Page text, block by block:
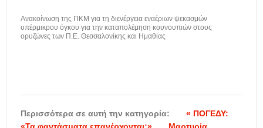
Ανακοίνωση της ΠΚΜ για τη διενέργεια εναέριων ψεκασμών
υπέρμικρου όγκου για την καταπολέμηση κουνουπιών στους
ορυζώνες των Π.Ε. Θεσσαλονίκης και Ημαθίας
Περισσότερα σε αυτή την κατηγορία:
« ΠΟΓΕΔΥ: